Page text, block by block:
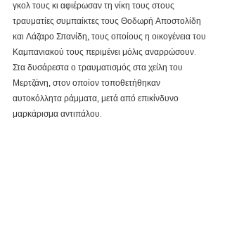
γκολ τους κι αφιέρωσαν τη νίκη τους στους
τραυματίες συμπαίκτες τους Θοδωρή Αποστολίδη
και Λάζαρο Σπανίδη, τους οποίους η οικογένεια του
Καμπανιακού τους περιμένει μόλις αναρρώσουν.
Στα δυσάρεστα ο τραυματισμός στα χείλη του
Μερτζάνη, στον οποίον τοποθετήθηκαν
αυτοκόλλητα ράμματα, μετά από επικίνδυνο
μαρκάρισμα αντιπάλου.